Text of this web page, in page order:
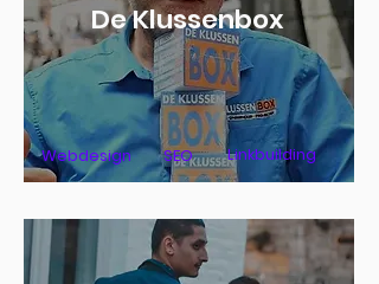
De Klussenbox
SEO Linkbuilding
Webdesign